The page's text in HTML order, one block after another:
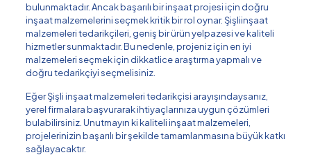
bulunmaktadır. Ancak başarılı bir inşaat projesi için doğru
inşaat malzemelerini seçmek kritik bir rol oynar. Şişliinşaat
malzemeleri tedarikçileri, geniş bir ürün yelpazesi ve kaliteli
hizmetler sunmaktadır. Bu nedenle, projeniz için en iyi
malzemeleri seçmek için dikkatlice araştırma yapmalı ve
doğru tedarikçiyi seçmelisiniz.
Eğer Şişli inşaat malzemeleri tedarikçisi arayışındaysanız,
yerel firmalara başvurarak ihtiyaçlarınıza uygun çözümleri
bulabilirsiniz. Unutmayın ki kaliteli inşaat malzemeleri,
projelerinizin başarılı bir şekilde tamamlanmasına büyük katkı
sağlayacaktır.